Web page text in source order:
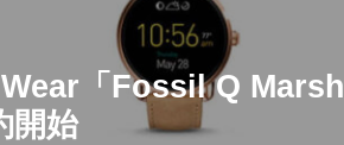
「Fossil Q
開始